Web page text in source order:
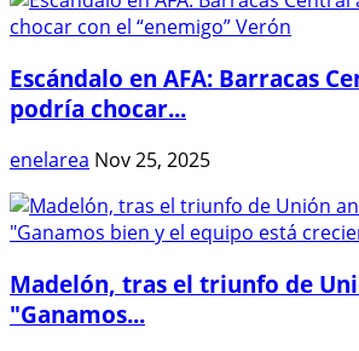
Escándalo en AFA: Barracas
podría chocar...
enelarea Nov 25, 2025
Madelón, tras el triunfo de
"Ganamos...